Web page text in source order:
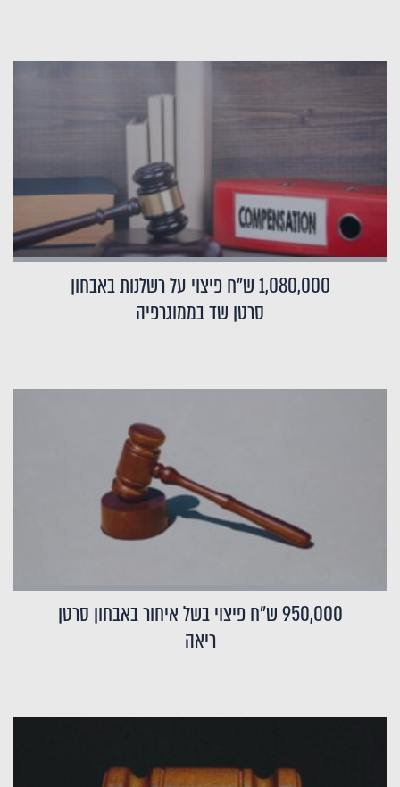
1,080,000 ש"ח פיצוי על רשלנות באבחון
סרטן שד בממוגרפיה
950,000 ש"ח פיצוי בשל איחור באבחון סרטן
ריאה